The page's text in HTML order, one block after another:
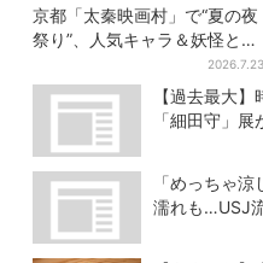
京都「太秦映画村」で“夏の夜
祭り”、人気キャラ＆妖怪と盆
踊り…最恐お化け屋敷もリニ
ューアル
2026.7.23
【過去最大
「細田守」
「めっちゃ
濡れも…USJ